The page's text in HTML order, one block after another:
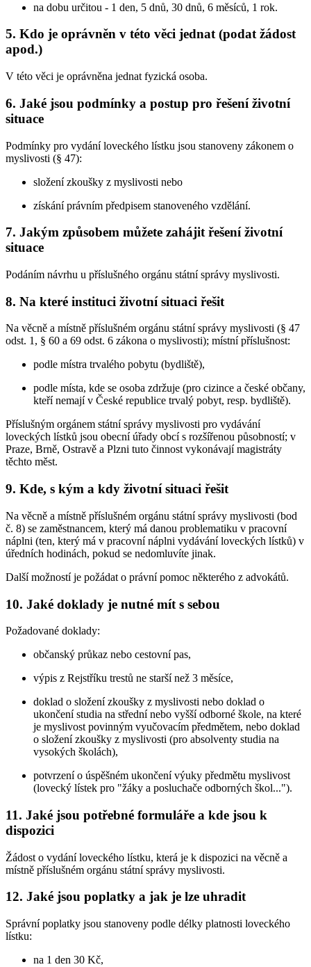
na dobu určitou - 1 den, 5 dnů, 30 dnů, 6 měsíců, 1 rok.
5. Kdo je oprávněn v této věci jednat (podat žádost
apod.)
V této věci je oprávněna jednat fyzická osoba.
6. Jaké jsou podmínky a postup pro řešení životní
situace
Podmínky pro vydání loveckého lístku jsou stanoveny zákonem o
myslivosti (§ 47):
složení zkoušky z myslivosti nebo
získání právním předpisem stanoveného vzdělání.
7. Jakým způsobem můžete zahájit řešení životní
situace
Podáním návrhu u příslušného orgánu státní správy myslivosti.
8. Na které instituci životní situaci řešit
Na věcně a místně příslušném orgánu státní správy myslivosti (§ 47
odst. 1, § 60 a 69 odst. 6 zákona o myslivosti); místní příslušnost:
podle místra trvalého pobytu (bydliště),
podle místa, kde se osoba zdržuje (pro cizince a české občany,
kteří nemají v České republice trvalý pobyt, resp. bydliště).
Příslušným orgánem státní správy myslivosti pro vydávání
loveckých lístků jsou obecní úřady obcí s rozšířenou působností; v
Praze, Brně, Ostravě a Plzni tuto činnost vykonávají magistráty
těchto měst.
9. Kde, s kým a kdy životní situaci řešit
Na věcně a místně příslušném orgánu státní správy myslivosti (bod
č. 8) se zaměstnancem, který má danou problematiku v pracovní
náplni (ten, který má v pracovní náplni vydávání loveckých lístků) v
úředních hodinách, pokud se nedomluvíte jinak.
Další možností je požádat o právní pomoc některého z advokátů.
10. Jaké doklady je nutné mít s sebou
Požadované doklady:
občanský průkaz nebo cestovní pas,
výpis z Rejstříku trestů ne starší než 3 měsíce,
doklad o složení zkoušky z myslivosti nebo doklad o
ukončení studia na střední nebo vyšší odborné škole, na které
je myslivost povinným vyučovacím předmětem, nebo doklad
o složení zkoušky z myslivosti (pro absolventy studia na
vysokých školách),
potvrzení o úspěšném ukončení výuky předmětu myslivost
(lovecký lístek pro "žáky a posluchače odborných škol...").
11. Jaké jsou potřebné formuláře a kde jsou k
dispozici
Žádost o vydání loveckého lístku, která je k dispozici na věcně a
místně příslušném orgánu státní správy myslivosti.
12. Jaké jsou poplatky a jak je lze uhradit
Správní poplatky jsou stanoveny podle délky platnosti loveckého
lístku:
na 1 den 30 Kč,